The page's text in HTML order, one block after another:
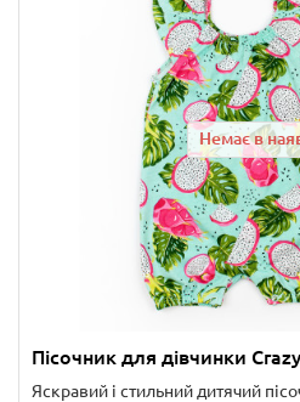
Немає в
Пісочник для дівчинки
Яскравий і стильний дитячий